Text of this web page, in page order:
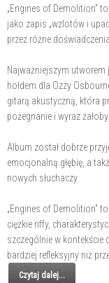
„Engines of Demolition”
jako zapis „wzlotów i
przez różne
Najważniejszym utworem
hołdem dla Ozzy
gitarą akustyczną, która
pożegnanie i wyraz żałoby.
Album został dobrze
emocjonalną głębię, a
nowych słuchaczy.
„Engines of Demolition”
ciężkie riffy,
szczególnie w kontekście
bardziej refleksyjny niż
Czytaj dalej...